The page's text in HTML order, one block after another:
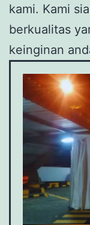
kami. Kami
berkualitas
keinginan